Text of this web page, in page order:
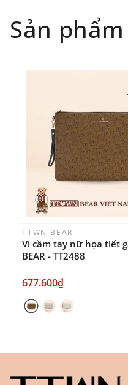
Đối tượng áp
hàng ONLINE
Thời gian nhận
TPHCM, sản
ngày sau khi đặt.
Sản
TTWN BEAR
Ví cầm tay nữ họa tiết
BEAR - TT2488
677.600₫